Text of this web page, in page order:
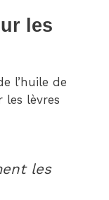
les
l’huile de
les lèvres
les